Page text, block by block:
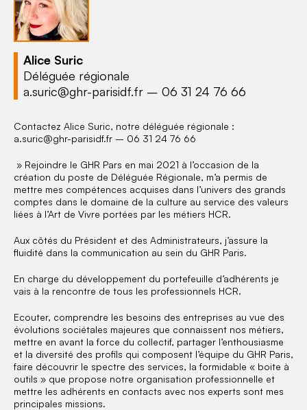
Alice Suric
Déléguée régionale
a.suric@ghr-parisidf.fr – 06 31 24 76 66
Contactez Alice Suric, notre déléguée régionale :
a.suric@ghr-parisidf.fr – 06 31 24 76 66
» Rejoindre le GHR Pars en mai 2021 à l’occasion de la
création du poste de Déléguée Régionale, m’a permis de
mettre mes compétences acquises dans l’univers des grands
comptes dans le domaine de la culture au service des valeurs
liées à l’Art de Vivre portées par les métiers HCR.
Aux côtés du Président et des Administrateurs, j’assure la
fluidité dans la communication au sein du GHR Paris.
En charge du développement du portefeuille d’adhérents je
vais à la rencontre de tous les professionnels HCR.
Ecouter, comprendre les besoins des entreprises au vue des
évolutions sociétales majeures que connaissent nos métiers,
mettre en avant la force du collectif, partager l’enthousiasme
et la diversité des profils qui composent l’équipe du GHR Paris,
faire découvrir le spectre des services, la formidable « boite à
outils » que propose notre organisation professionnelle et
mettre les adhérents en contacts avec nos experts sont mes
principales missions.